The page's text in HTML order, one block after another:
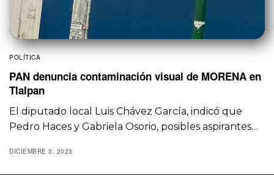
POLÍTICA
PAN denuncia contaminación visual de MORENA en
Tlalpan
El diputado local Luis Chávez García, indicó que
Pedro Haces y Gabriela Osorio, posibles aspirantes…
DICIEMBRE 3, 2023